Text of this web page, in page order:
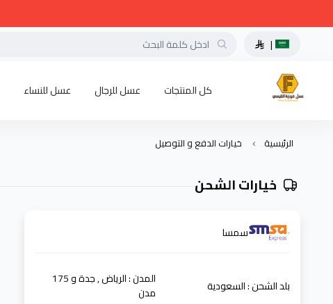
|
كل المنتجات عسل للرجال عسل للنساء
الرئيسية خيارات الدفع و التوصيل
خيارات الشحن
سمسا
بلد الشحن : السعودية المدن : الرياض , جدة و175
مدن